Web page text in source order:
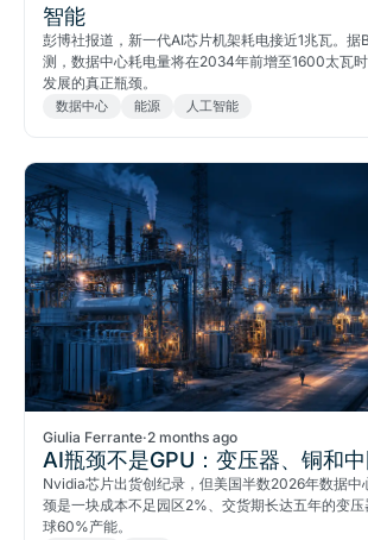
智能
彭博社报道，新一代AI芯片机架耗电接近1兆瓦。
测，数据中心耗电量将在2034年前增至1600太瓦
发展的真正瓶颈。
数据中心 能源 人工智能
Giulia Ferrante·2 months ago
AI瓶颈不是GPU：变压器、铜和
Nvidia芯片出货创纪录，但美国半数2026年数据中
颈是一块成本不足园区2%、交货期长达五年的变
球60%产能。